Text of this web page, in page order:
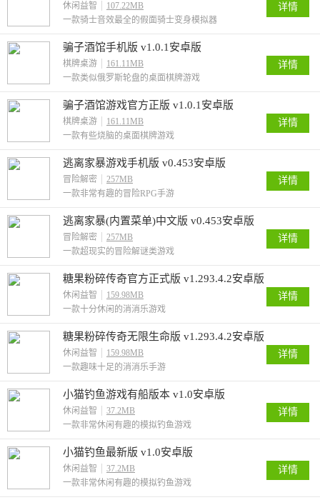
休闲益智
107.22MB
一款骑士音效最全的假面骑士变身模拟器
详情
骗子酒馆手机版 v1.0.1安卓版
棋牌桌游
161.11MB
一款类似俄罗斯轮盘的桌面棋牌游戏
详情
骗子酒馆游戏官方正版 v1.0.1安卓版
棋牌桌游
161.11MB
一款有些烧脑的桌面棋牌游戏
详情
逃离家暴游戏手机版 v0.453安卓版
冒险解密
257MB
一款非常有趣的冒险RPG手游
详情
逃离家暴(内置菜单)中文版 v0.453安卓版
冒险解密
257MB
一款超现实的冒险解谜类游戏
详情
糖果粉碎传奇官方正式版 v1.293.4.2安卓版
休闲益智
159.98MB
一款十分休闲的消消乐游戏
详情
糖果粉碎传奇无限生命版 v1.293.4.2安卓版
休闲益智
159.98MB
一款趣味十足的消消乐手游
详情
小猫钓鱼游戏有船版本 v1.0安卓版
休闲益智
37.2MB
一款非常休闲有趣的模拟钓鱼游戏
详情
小猫钓鱼最新版 v1.0安卓版
休闲益智
37.2MB
一款非常休闲有趣的模拟钓鱼游戏
详情